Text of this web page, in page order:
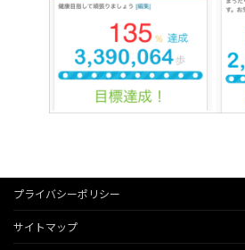
プライバシーポリシー
サイトマップ